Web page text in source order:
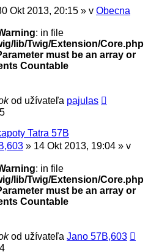
Okt 2013, 20:15 » v Obecna
: in file
lib/Twig/Extension/Core.php
must be an array or
Countable
od užívateľa pajulas
Tatra 57B
» 14 Okt 2013, 19:04 » v
: in file
lib/Twig/Extension/Core.php
must be an array or
Countable
od užívateľa Jano 57B,603